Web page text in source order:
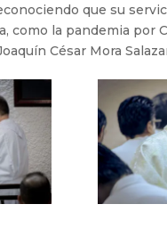
que su
como la pandemia por
César Mora